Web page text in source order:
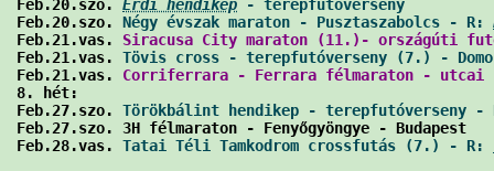
Feb.20.szo. Érdi hendikep - terepfutóverseny
Feb.20.szo. Négy évszak maraton - Pusztaszabolcs - R:
Feb.21.vas. Siracusa City maraton (11.)- országúti
Feb.21.vas. Tövis cross - terepfutóverseny (7.) -
Feb.21.vas. Corriferrara - Ferrara félmaraton -
8. hét:
Feb.27.szo. Törökbálint hendikep - terepfutóverseny
Feb.27.szo. 3H félmaraton - Fenyőgyöngye -
Feb.28.vas. Tatai Téli Tamkodrom crossfutás (7.) - R: